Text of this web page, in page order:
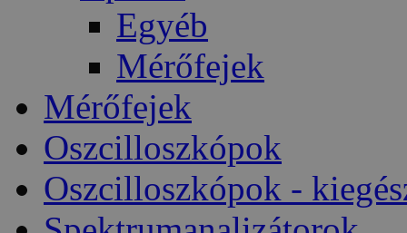
Egyéb
Mérőfejek
Mérőfejek
Oszcilloszkópok
Oszcilloszkópok -